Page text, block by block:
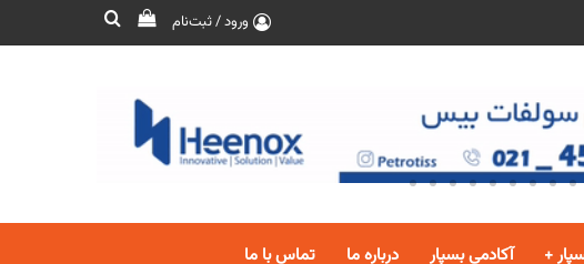
ورود / ثبت‌نام
+ آکادمی بسپار درباره ما تماس با ما